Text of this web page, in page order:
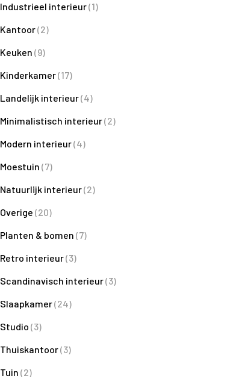
Industrieel interieur(1)
Kantoor(2)
Keuken (9)
Kinderkamer(17)
Landelijk interieur(4)
Minimalistisch interieur(2)
Modern interieur(4)
Moestuin (7)
Natuurlijk interieur(2)
Overige (20)
Planten & bomen (7)
Retro interieur(3)
Scandinavisch interieur(3)
Slaapkamer(24)
Studio (3)
Thuiskantoor(3)
Tuin (2)